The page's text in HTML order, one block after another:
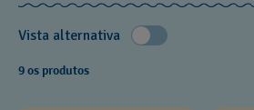
Vista alternativa
9 os produtos